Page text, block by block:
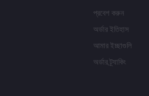
প্রবেশ করুন
অর্ডার ইতিহাস
আমার ইচ্ছাগুলি
অর্ডার ট্র্যাকিং